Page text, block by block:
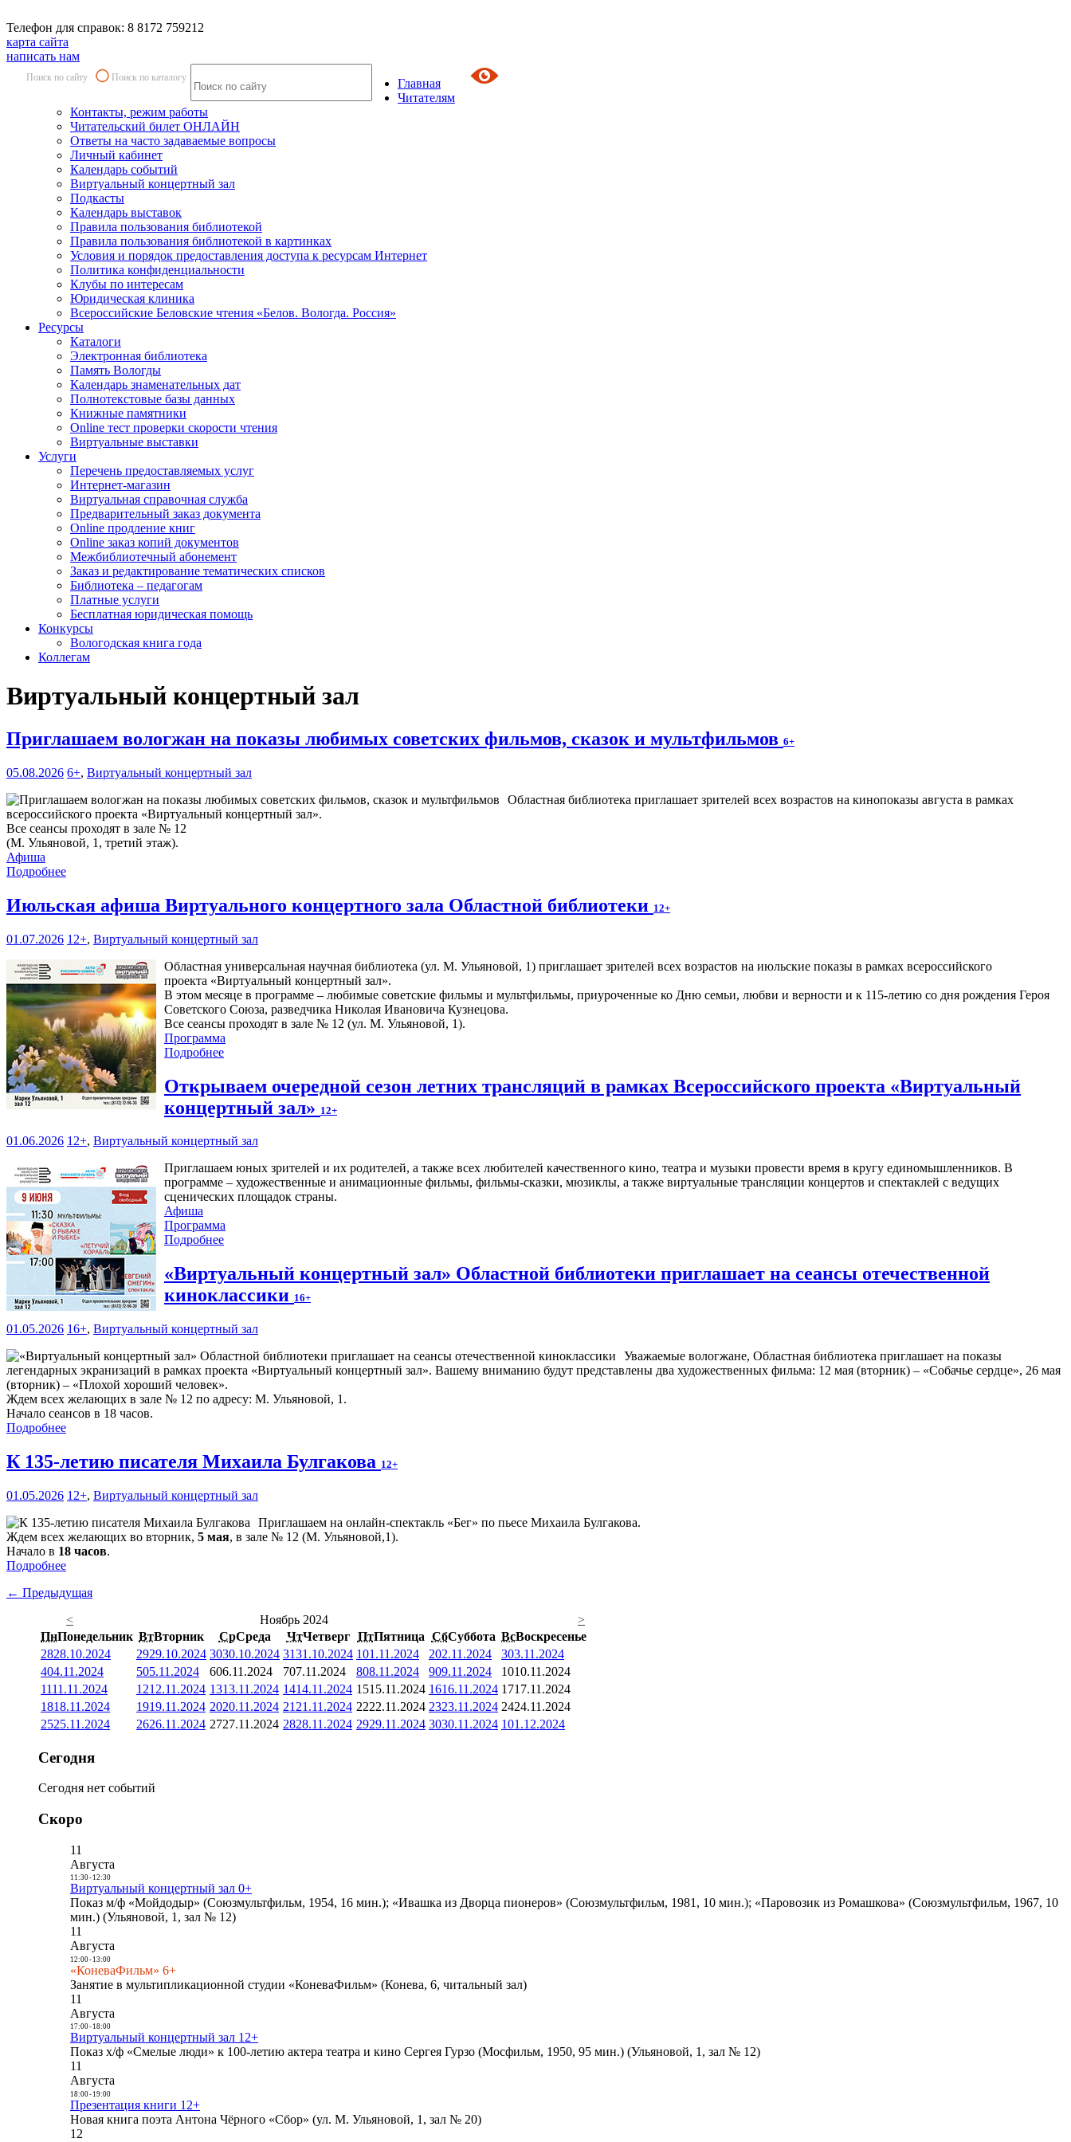
Телефон для справок: 8 8172 759212
карта сайта
написать нам
Поиск по сайту Поиск по каталогу
Главная
Читателям
Контакты, режим работы
Читательский билет ОНЛАЙН
Ответы на часто задаваемые вопросы
Личный кабинет
Календарь событий
Виртуальный концертный зал
Подкасты
Календарь выставок
Правила пользования библиотекой
Правила пользования библиотекой в картинках
Условия и порядок предоставления доступа к ресурсам Интернет
Политика конфиденциальности
Клубы по интересам
Юридическая клиника
Всероссийские Беловские чтения «Белов. Вологда. Россия»
Ресурсы
Каталоги
Электронная библиотека
Память Вологды
Календарь знаменательных дат
Полнотекстовые базы данных
Книжные памятники
Online тест проверки скорости чтения
Виртуальные выставки
Услуги
Перечень предоставляемых услуг
Интернет-магазин
Виртуальная справочная служба
Предварительный заказ документа
Online продление книг
Online заказ копий документов
Межбиблиотечный абонемент
Заказ и редактирование тематических списков
Библиотека – педагогам
Платные услуги
Бесплатная юридическая помощь
Конкурсы
Вологодская книга года
Коллегам
Виртуальный концертный зал
Приглашаем вологжан на показы любимых советских фильмов, сказок и мультфильмов 6+
05.08.2026 6+, Виртуальный концертный зал
Областная библиотека приглашает зрителей всех возрастов на кинопоказы августа в рамках
всероссийского проекта «Виртуальный концертный зал».
Все сеансы проходят в зале № 12
(М. Ульяновой, 1, третий этаж).
Афиша
Подробнее
Июльская афиша Виртуального концертного зала Областной библиотеки 12+
01.07.2026 12+, Виртуальный концертный зал
Областная универсальная научная библиотека (ул. М. Ульяновой, 1) приглашает зрителей всех возрастов на июльские показы в рамках всероссийского
проекта «Виртуальный концертный зал».
В этом месяце в программе – любимые советские фильмы и мультфильмы, приуроченные ко Дню семьи, любви и верности и к 115-летию со дня рождения Героя
Советского Союза, разведчика Николая Ивановича Кузнецова.
Все сеансы проходят в зале № 12 (ул. М. Ульяновой, 1).
Программа
Подробнее
Открываем очередной сезон летних трансляций в рамках Всероссийского проекта «Виртуальный
концертный зал» 12+
01.06.2026 12+, Виртуальный концертный зал
Приглашаем юных зрителей и их родителей, а также всех любителей качественного кино, театра и музыки провести время в кругу единомышленников. В
программе – художественные и анимационные фильмы, фильмы-сказки, мюзиклы, а также виртуальные трансляции концертов и спектаклей с ведущих
сценических площадок страны.
Афиша
Программа
Подробнее
«Виртуальный концертный зал» Областной библиотеки приглашает на сеансы отечественной
киноклассики 16+
01.05.2026 16+, Виртуальный концертный зал
Уважаемые вологжане, Областная библиотека приглашает на показы
легендарных экранизаций в рамках проекта «Виртуальный концертный зал». Вашему вниманию будут представлены два художественных фильма: 12 мая (вторник) – «Собачье сердце», 26 мая
(вторник) – «Плохой хороший человек».
Ждем всех желающих в зале № 12 по адресу: М. Ульяновой, 1.
Начало сеансов в 18 часов.
Подробнее
К 135-летию писателя Михаила Булгакова 12+
01.05.2026 12+, Виртуальный концертный зал
Приглашаем на онлайн-спектакль «Бег» по пьесе Михаила Булгакова.
Ждем всех желающих во вторник, 5 мая, в зале № 12 (М. Ульяновой,1).
Начало в 18 часов.
Подробнее
← Предыдущая
<
Ноябрь 2024
>
ПнПонедельник ВтВторник СрСреда ЧтЧетверг ПтПятница СбСуббота ВсВоскресенье
2828.10.2024 2929.10.2024 3030.10.2024 3131.10.2024 101.11.2024 202.11.2024 303.11.2024
404.11.2024 505.11.2024 606.11.2024 707.11.2024 808.11.2024 909.11.2024 1010.11.2024
1111.11.2024 1212.11.2024 1313.11.2024 1414.11.2024 1515.11.2024 1616.11.2024 1717.11.2024
1818.11.2024 1919.11.2024 2020.11.2024 21 21.11.2024 2222.11.2024 2323.11.2024 2424.11.2024
2525.11.2024 2626.11.2024 2727.11.2024 2828.11.2024 2929.11.2024 3030.11.2024 101.12.2024
Сегодня
Сегодня нет событий
Скоро
11
Августа
11:30- 12:30
Виртуальный концертный зал 0+
Показ м/ф «Мойдодыр» (Союзмультфильм, 1954, 16 мин.); «Ивашка из Дворца пионеров» (Союзмультфильм, 1981, 10 мин.); «Паровозик из Ромашкова» (Союзмультфильм, 1967, 10
мин.) (Ульяновой, 1, зал № 12)
11
Августа
12:00- 13:00
«КоневаФильм» 6+
Занятие в мультипликационной студии «КоневаФильм» (Конева, 6, читальный зал)
11
Августа
17:00- 18:00
Виртуальный концертный зал 12+
Показ х/ф «Смелые люди» к 100-летию актера театра и кино Сергея Гурзо (Мосфильм, 1950, 95 мин.) (Ульяновой, 1, зал № 12)
11
Августа
18:00- 19:00
Презентация книги 12+
Новая книга поэта Антона Чёрного «Сбор» (ул. М. Ульяновой, 1, зал № 20)
12